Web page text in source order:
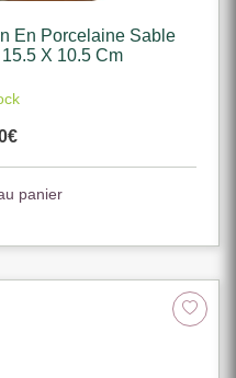
En Porcelaine Sable
X 10.5 Cm
€
panier